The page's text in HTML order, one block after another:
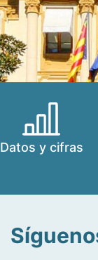
Datos y cifras